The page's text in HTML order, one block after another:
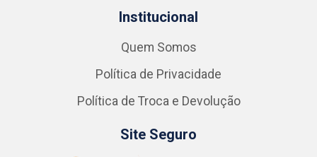
Institucional
Quem Somos
Política de Privacidade
Política de Troca e Devolução
Site Seguro